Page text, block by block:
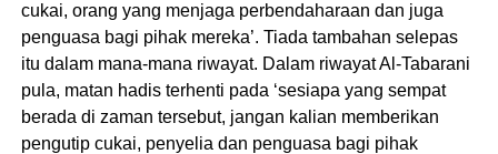
cukai, orang yang menjaga perbendaharaan dan juga
penguasa bagi pihak mereka’. Tiada tambahan selepas
itu dalam mana-mana riwayat. Dalam riwayat Al-Tabarani
pula, matan hadis terhenti pada ‘sesiapa yang sempat
berada di zaman tersebut, jangan kalian memberikan
pengutip cukai, penyelia dan penguasa bagi pihak